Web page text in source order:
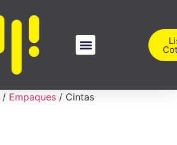
/ Empaques / Cintas